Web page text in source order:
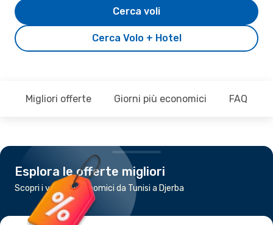
Cerca Volo + Hotel
Cerca voli
Migliori offerte Giorni più economici FAQ
Esplora le offerte migliori
Scopri i voli più economici da Tunisi a Djerba